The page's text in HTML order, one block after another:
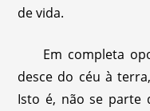
de vida.
Em completa
desce do céu à
Isto é, não se parte